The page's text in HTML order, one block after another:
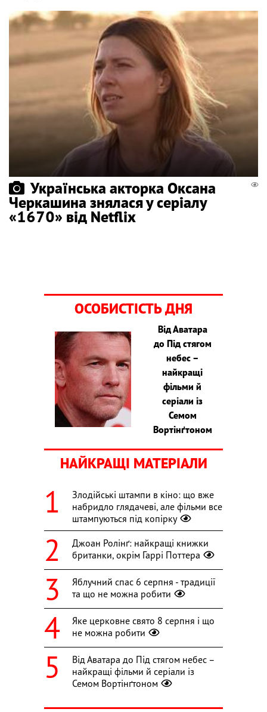
Українська акторка Оксана
Черкашина знялася у серіалу
«1670» від Netflix
ОСОБИСТІСТЬ ДНЯ
Від Аватара
до Під стягом
небес –
найкращі
фільми й
серіали із
Семом
Вортінґтоном
НАЙКРАЩІ МАТЕРІАЛИ
Злодійські штампи в кіно: що вже
набридло глядачеві, але фільми все
штампуються під копірку
Джоан Ролінґ: найкращі книжки
британки, окрім Гаррі Поттера
Яблучний спас 6 серпня - традиції
та що не можна робити
Яке церковне свято 8 серпня і що
не можна робити
Від Аватара до Під стягом небес –
найкращі фільми й серіали із
Семом Вортінґтоном